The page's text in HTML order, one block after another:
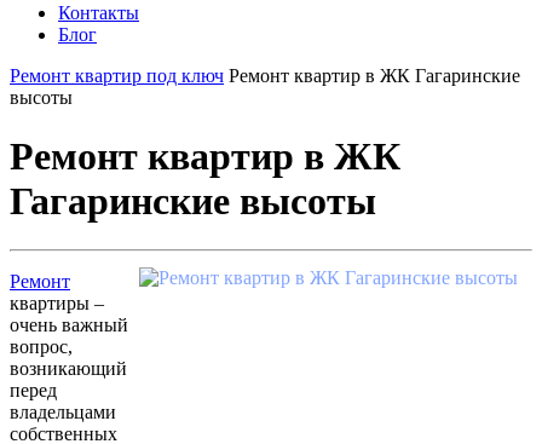
Контакты
Блог
Ремонт квартир под ключ Ремонт квартир в ЖК Гагаринские
высоты
Ремонт квартир в ЖК
Гагаринские высоты
Ремонт
квартиры –
очень важный
вопрос,
возникающий
перед
владельцами
собственных